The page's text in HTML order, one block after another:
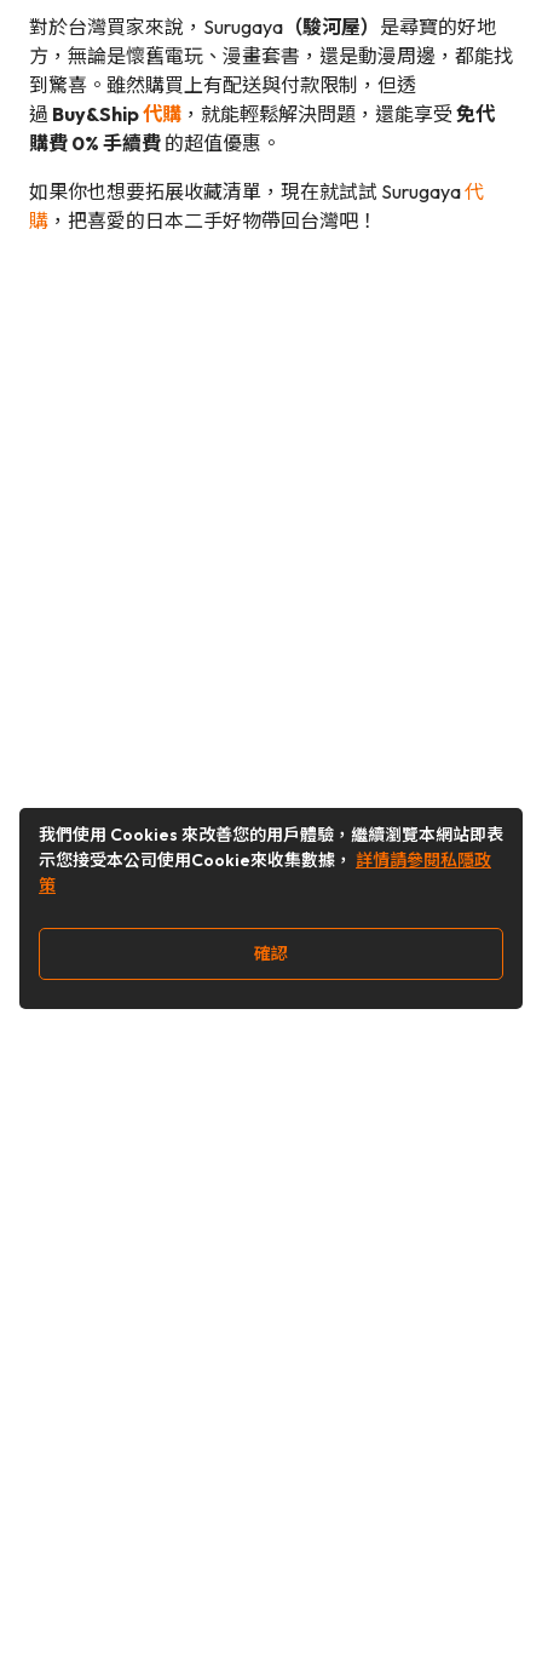
對於台灣買家來說，Surugaya （駿河屋） 是尋寶的好地
方，無論是懷舊電玩、漫畫套書，還是動漫周邊，都能找
到驚喜。雖然購買上有配送與付款限制，但透
過 Buy&Ship代購 ，就能輕鬆解決問題，還能享受 免代
購費 0% 手續費 的超值優惠。
如果你也想要拓展收藏清單，現在就試試 Surugaya代
購 ，把喜愛的日本二手好物帶回台灣吧！
我們使用 Cookies 來改善您的用戶體驗，繼續瀏覽本網站即表
示您接受本公司使用Cookie來收集數據， 詳情請參閱私隱政
策
確認